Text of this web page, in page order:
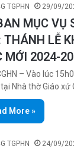
TGPHN 29/09/
MỤC VỤ
THÁNH LỄ
MỚI 2024-
– Vào lúc
Nhà thờ Giáo xứ
More »
TGPHN 24/09/